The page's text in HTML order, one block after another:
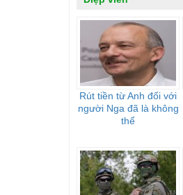
Rút tiền từ Anh đối với
người Nga đã là không
thể